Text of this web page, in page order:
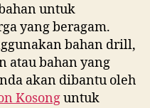
untuk
yang beragam.
bahan drill,
atau bahan yang
akan dibantu oleh
Kosonguntuk